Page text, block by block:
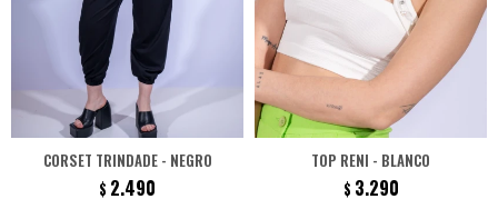
CORSET TRINDADE - NEGRO
$ 2.490
TOP RENI - BLANCO
$ 3.290